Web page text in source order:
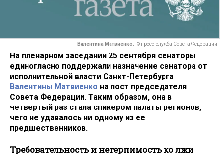
Валентина Матвиенко. © пресс-служба Совета Федерации
На пленарном заседании 25 сентября сенаторы
единогласно поддержали назначение сенатора от
исполнительной власти Санкт-Петербурга
Валентины Матвиенко на пост председателя
Совета Федерации. Таким образом, она в
четвертый раз стала спикером палаты регионов,
чего не удавалось ни одному из ее
предшественников.
Требовательность и нетерпимость ко лжи